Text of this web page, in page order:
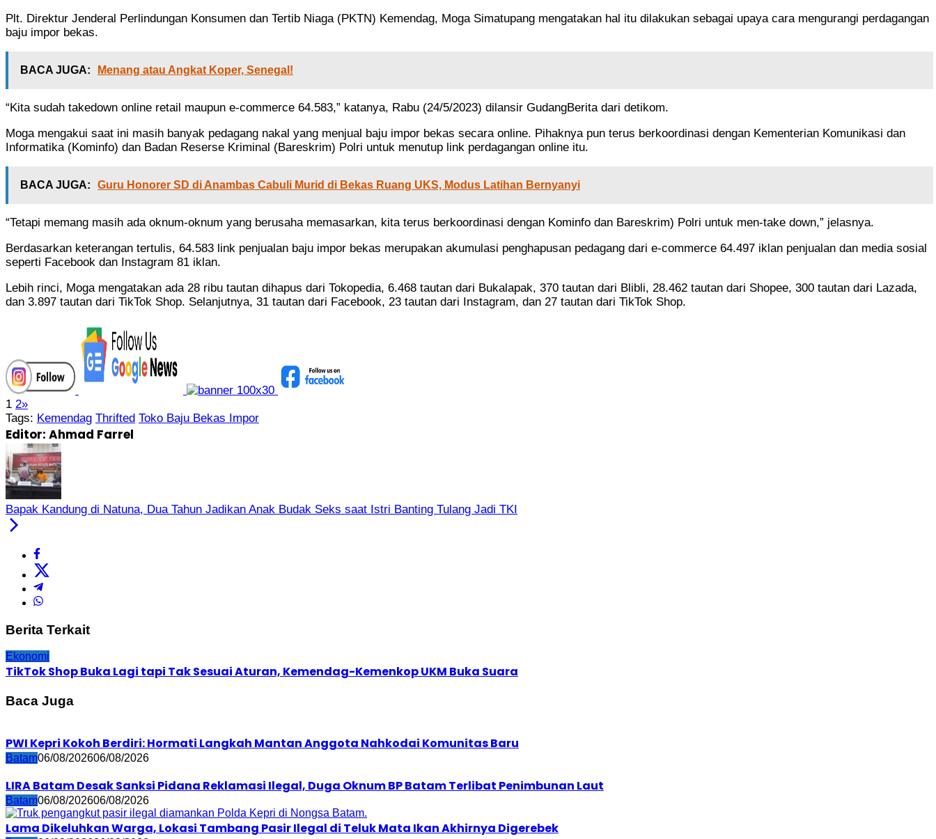
Plt. Direktur Jenderal Perlindungan Konsumen dan Tertib Niaga (PKTN) Kemendag, Moga Simatupang mengatakan hal itu dilakukan sebagai upaya cara mengurangi perdagangan
baju impor bekas.
BACA JUGA: Menang atau Angkat Koper, Senegal!
“Kita sudah takedown online retail maupun e-commerce 64.583,” katanya, Rabu (24/5/2023) dilansir GudangBerita dari detikom.
Moga mengakui saat ini masih banyak pedagang nakal yang menjual baju impor bekas secara online. Pihaknya pun terus berkoordinasi dengan Kementerian Komunikasi dan
Informatika (Kominfo) dan Badan Reserse Kriminal (Bareskrim) Polri untuk menutup link perdagangan online itu.
BACA JUGA: Guru Honorer SD di Anambas Cabuli Murid di Bekas Ruang UKS, Modus Latihan Bernyanyi
“Tetapi memang masih ada oknum-oknum yang berusaha memasarkan, kita terus berkoordinasi dengan Kominfo dan Bareskrim) Polri untuk men-take down,” jelasnya.
Berdasarkan keterangan tertulis, 64.583 link penjualan baju impor bekas merupakan akumulasi penghapusan pedagang dari e-commerce 64.497 iklan penjualan dan media sosial
seperti Facebook dan Instagram 81 iklan.
Lebih rinci, Moga mengatakan ada 28 ribu tautan dihapus dari Tokopedia, 6.468 tautan dari Bukalapak, 370 tautan dari Blibli, 28.462 tautan dari Shopee, 300 tautan dari Lazada,
dan 3.897 tautan dari TikTok Shop. Selanjutnya, 31 tautan dari Facebook, 23 tautan dari Instagram, dan 27 tautan dari TikTok Shop.
1 2»
Tags: Kemendag Thrifted Toko Baju Bekas Impor
Editor: Ahmad Farrel
Bapak Kandung di Natuna, Dua Tahun Jadikan Anak Budak Seks saat Istri Banting Tulang Jadi TKI
Berita Terkait
Ekonomi
TikTok Shop Buka Lagi tapi Tak Sesuai Aturan, Kemendag-Kemenkop UKM Buka Suara
Baca Juga
PWI Kepri Kokoh Berdiri: Hormati Langkah Mantan Anggota Nahkodai Komunitas Baru
Batam06/08/202606/08/2026
LIRA Batam Desak Sanksi Pidana Reklamasi Ilegal, Duga Oknum BP Batam Terlibat Penimbunan Laut
Batam06/08/202606/08/2026
Lama Dikeluhkan Warga, Lokasi Tambang Pasir Ilegal di Teluk Mata Ikan Akhirnya Digerebek